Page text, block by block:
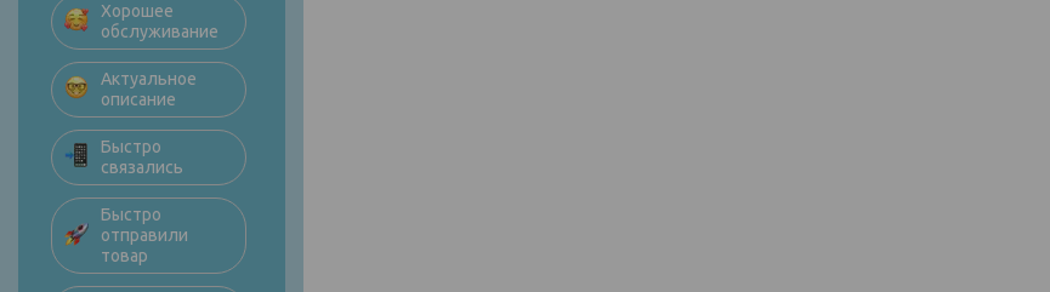
Хорошее
обслуживание
Актуальное
описание
Быстро
связались
Быстро
отправили
товар